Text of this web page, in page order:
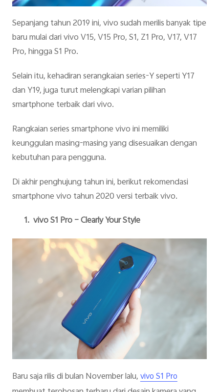
Sepanjang tahun 2019 ini, vivo sudah merilis banyak tipe
baru mulai dari vivo V15, V15 Pro, S1, Z1 Pro, V17, V17
Pro, hingga S1 Pro.
Selain itu, kehadiran serangkaian series-Y seperti Y17
dan Y19, juga turut melengkapi varian pilihan
smartphone terbaik dari vivo.
Rangkaian series smartphone vivo ini memiliki
keunggulan masing-masing yang disesuaikan dengan
kebutuhan para pengguna.
Di akhir penghujung tahun ini, berikut rekomendasi
smartphone vivo tahun 2020 versi terbaik vivo.
1. vivo S1 Pro – Clearly Your Style
Baru saja rilis di bulan November lalu,vivo S1 Pro